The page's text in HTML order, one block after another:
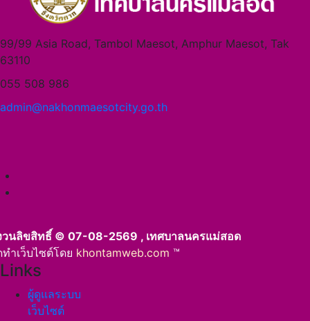
99/99 Asia Road, Tambol Maesot, Amphur Maesot, Tak
63110
055 508 986
admin@nakhonmaesotcity.go.th
วนลิขสิทธิ์ © 07-08-2569 , เทศบาลนครแม่สอด
ำเว็บไซต์โดย khontamweb.com ™
Links
ผู้ดูแลระบบ
เว็บไซต์